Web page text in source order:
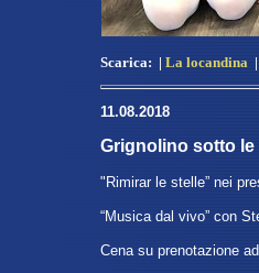
Scarica: | La locandina |
11.08.2018
Grignolino sotto le
"Rimirar le stelle” nei
“Musica dal vivo” con
Cena su prenotazione